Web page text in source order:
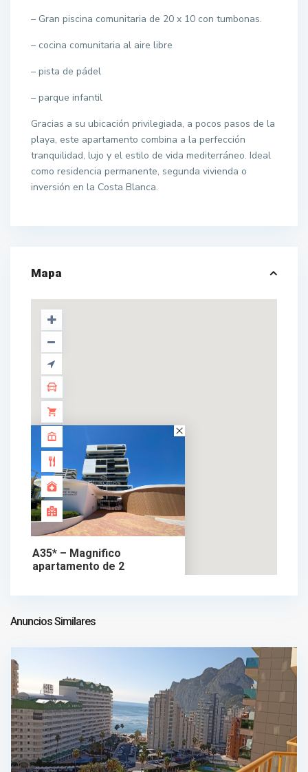
– Gran piscina comunitaria de 20 x 10 con tumbonas.
– cocina comunitaria al aire libre
– pista de pádel
– parque infantil
Gracias a su ubicación privilegiada, a pocos pasos de la
playa, este apartamento combina a la perfección
tranquilidad, lujo y el estilo de vida mediterráneo. Ideal
como residencia permanente, segunda vivienda o
inversión en la Costa Blanca.
Mapa
585.000 €
A35* – Magnifico
apartamento de 2
apartamento en venta
585.000 €
Anuncios Similares